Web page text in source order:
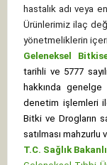
hastalık adı veya
Ürünlerimiz ilaç
yönetmeliklerin
Geleneksel
tarihli ve 5777
hakkında
denetim işlemleri
Bitki ve Drogların
satılması
T.C. Sağlık